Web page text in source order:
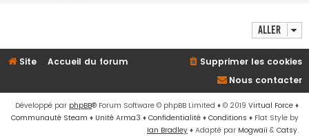
Aller
Site Accueil du forum
Supprimer les cookies
Nous contacter
Développé par phpBB® Forum Software © phpBB Limited ♦ © 2019 Virtual Force ♦
Communauté Steam ♦ Unité Arma3 ♦ Confidentialité ♦ Conditions ♦ Flat Style by
Ian Bradley ♦ Adapté par Mogwaii & Catsy.